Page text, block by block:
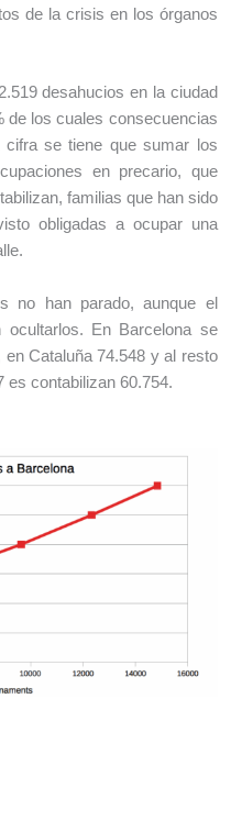
de la crisis en los órganos
desahucios en la ciudad
de los cuales consecuencias
cifra se tiene que sumar los
en precario, que
familias que han sido
obligadas a ocupar una
no han parado, aunque el
ocultarlos. En Barcelona se
Cataluña 74.548 y al resto
es contabilizan 60.754.